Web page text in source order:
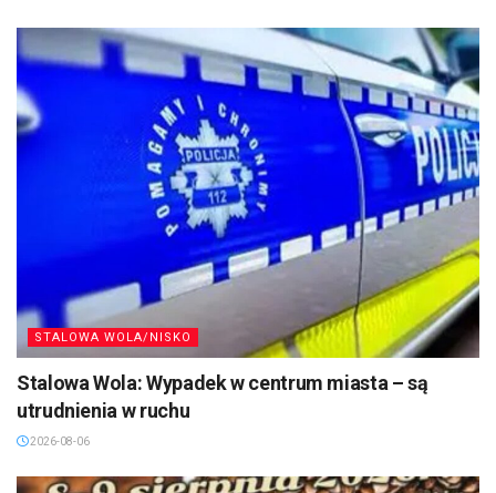
STALOWA WOLA/NISKO
Stalowa Wola: Wypadek w centrum miasta – są
utrudnienia w ruchu
2026-08-06